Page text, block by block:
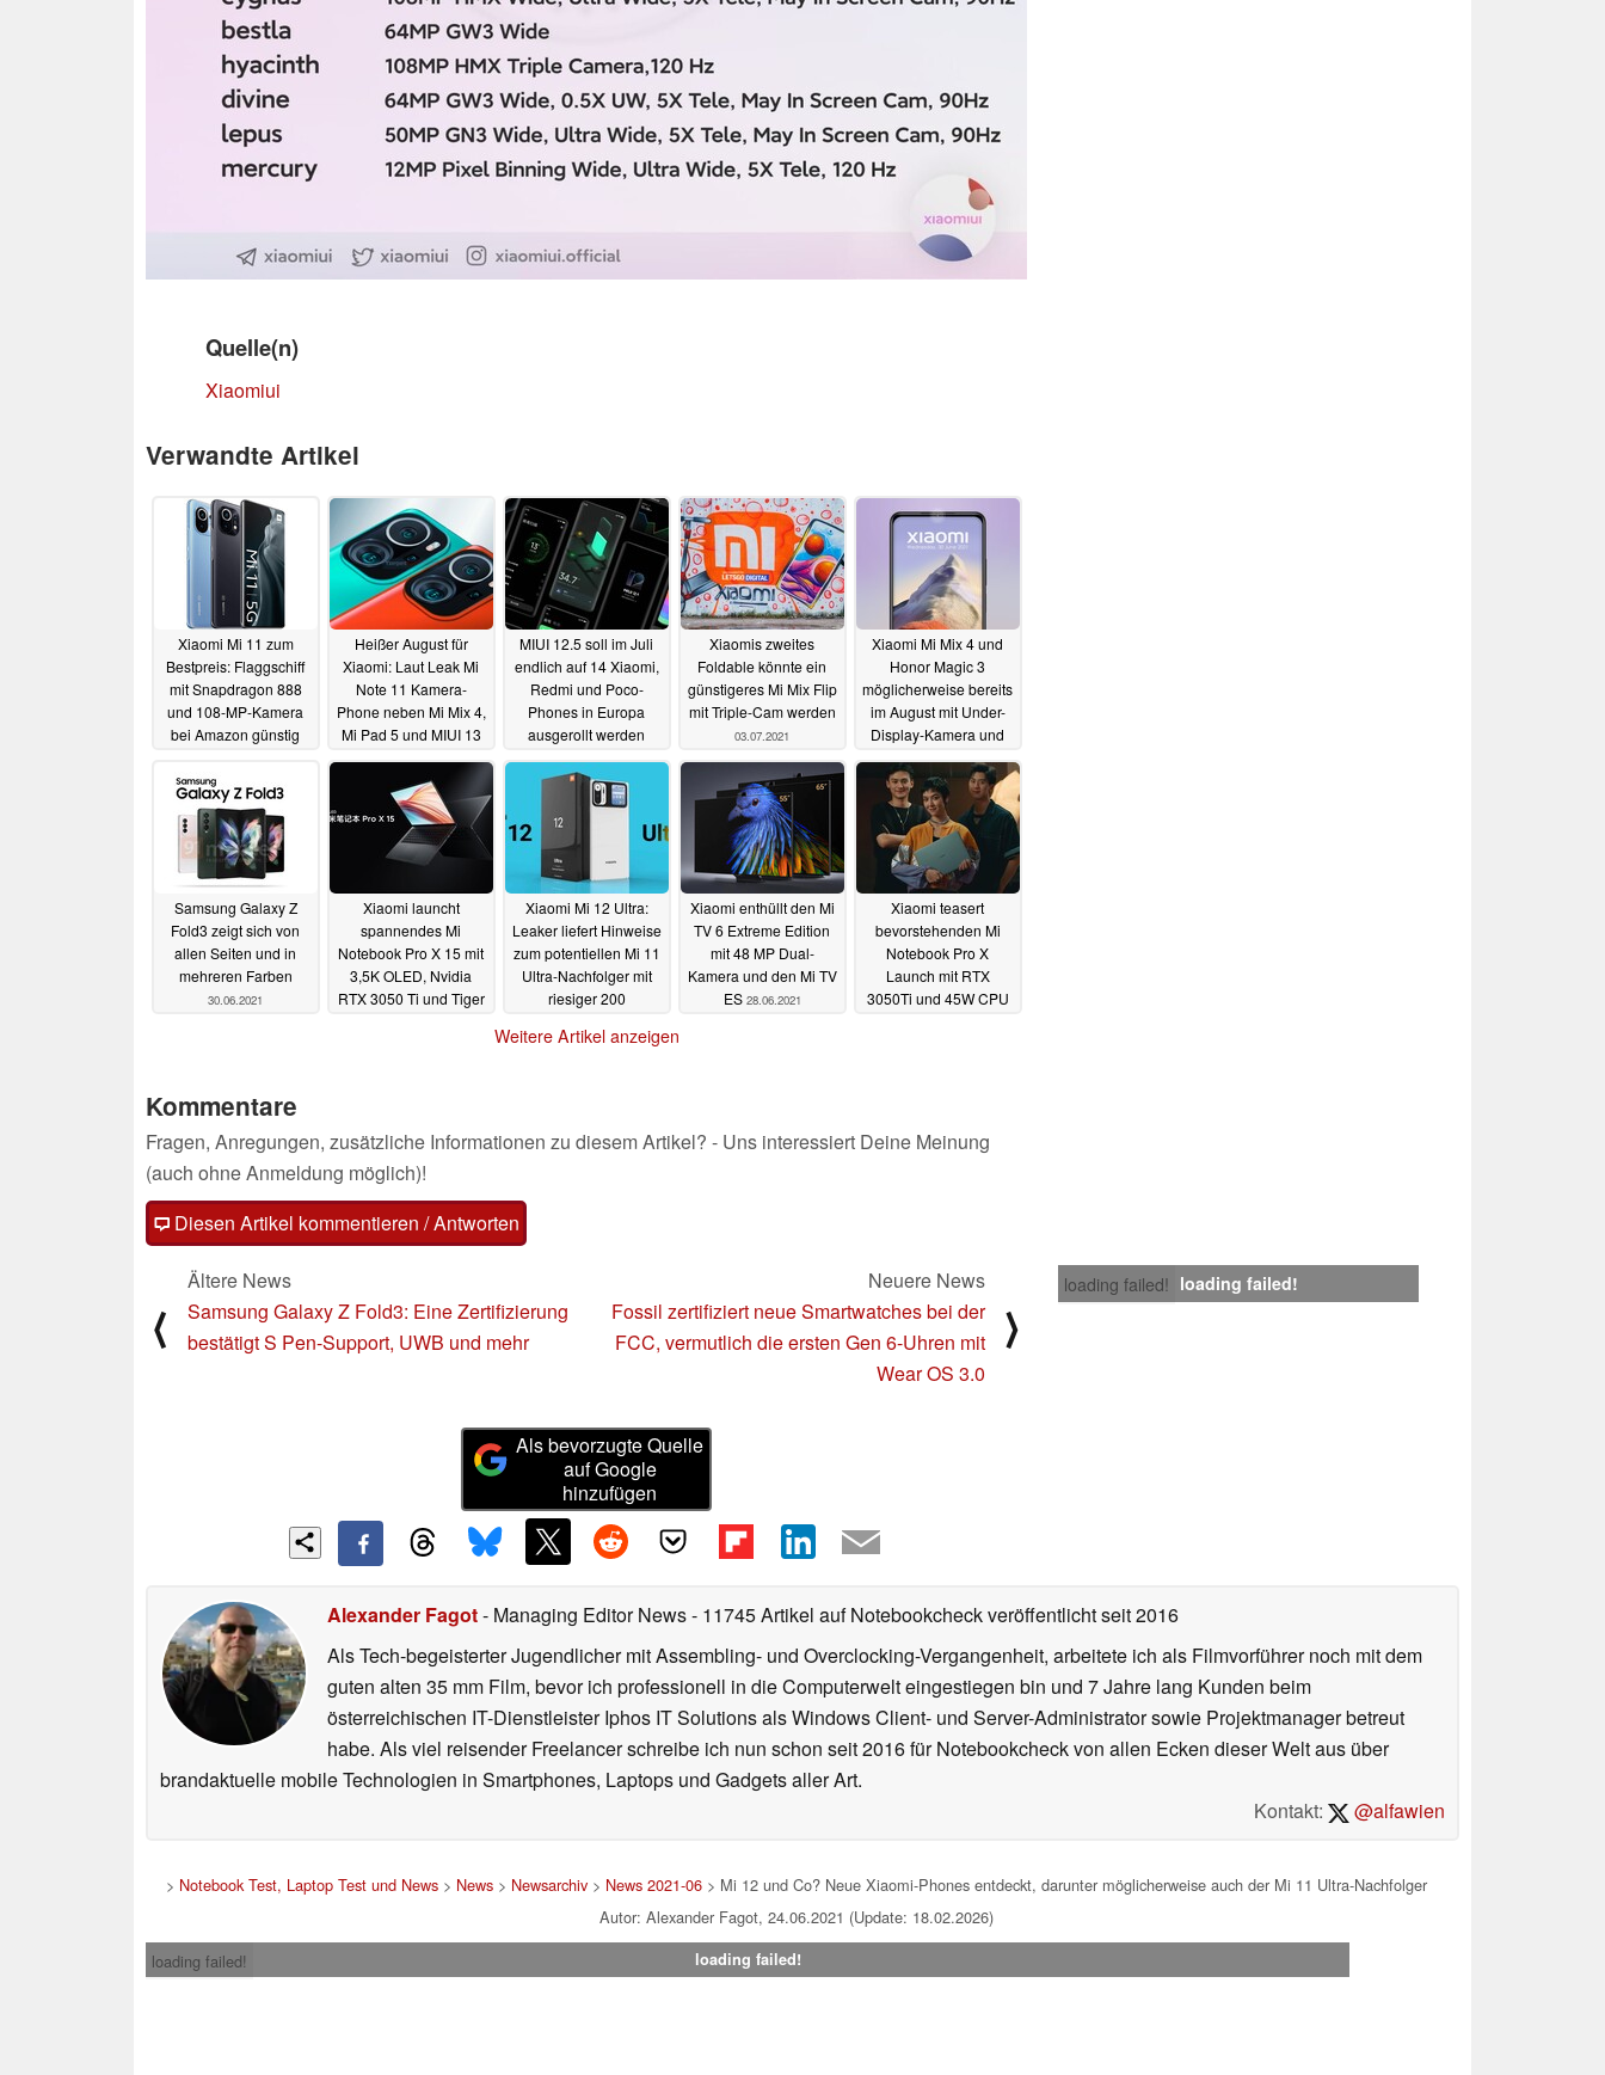
Quelle(n)
Xiaomiui
Verwandte Artikel
Xiaomi Mi 11 zum
Bestpreis: Flaggschiff
mit Snapdragon 888
und 108-MP-Kamera
bei Amazon günstig
Heißer August für
Xiaomi: Laut Leak Mi
Note 11 Kamera-
Phone neben Mi Mix 4,
Mi Pad 5 und MIUI 13
06.07.2021
MIUI 12.5 soll im Juli
endlich auf 14 Xiaomi,
Redmi und Poco-
Phones in Europa
ausgerollt werden
04.07.2021
Xiaomis zweites
Foldable könnte ein
günstigeres Mi Mix Flip
mit Triple-Cam werden
03.07.2021
Xiaomi Mi Mix 4 und
Honor Magic 3
möglicherweise bereits
im August mit Under-
Display-Kamera und
01.07.2021
Samsung Galaxy Z
Fold3 zeigt sich von
allen Seiten und in
mehreren Farben
30.06.2021
Xiaomi launcht
spannendes Mi
Notebook Pro X 15 mit
3,5K OLED, Nvidia
RTX 3050 Ti und Tiger
Xiaomi Mi 12 Ultra:
Leaker liefert Hinweise
zum potentiellen Mi 11
Ultra-Nachfolger mit
riesiger 200
und Next-Gen
Xiaomi enthüllt den Mi
TV 6 Extreme Edition
mit 48 MP Dual-
Kamera und den Mi TV
ES 28.06.2021
Xiaomi teasert
bevorstehenden Mi
Notebook Pro X
Launch mit RTX
3050Ti und 45W CPU
Weitere Artikel anzeigen
Kommentare
Fragen, Anregungen, zusätzliche Informationen zu diesem Artikel? - Uns interessiert Deine Meinung
(auch ohne Anmeldung möglich)!
Diesen Artikel kommentieren / Antworten
loading failed! loading failed!
⟨
Ältere News
Samsung Galaxy Z Fold3: Eine Zertifizierung
bestätigt S Pen-Support, UWB und mehr
Neuere News
Fossil zertifiziert neue Smartwatches bei der
FCC, vermutlich die ersten Gen 6-Uhren mit
Wear OS 3.0
⟩
Als bevorzugte Quelle
auf Google
hinzufügen
Alexander Fagot- Managing Editor News- 11745 Artikel auf Notebookcheck veröffentlichtseit 2016
Als Tech-begeisterter Jugendlicher mit Assembling- und Overclocking-Vergangenheit, arbeitete ich als Filmvorführer noch mit dem
guten alten 35 mm Film, bevor ich professionell in die Computerwelt eingestiegen bin und 7 Jahre lang Kunden beim
österreichischen IT-Dienstleister Iphos IT Solutions als Windows Client- und Server-Administrator sowie Projektmanager betreut
habe. Als viel reisender Freelancer schreibe ich nun schon seit 2016 für Notebookcheck von allen Ecken dieser Welt aus über
brandaktuelle mobile Technologien in Smartphones, Laptops und Gadgets aller Art.
Kontakt:
@alfawien
> Notebook Test, Laptop Test und News > News > Newsarchiv > News 2021-06 > Mi 12 und Co? Neue Xiaomi-Phones entdeckt, darunter möglicherweise auch der Mi 11 Ultra-Nachfolger
Autor: Alexander Fagot, 24.06.2021 (Update: 18.02.2026)
loading failed!
loading failed!